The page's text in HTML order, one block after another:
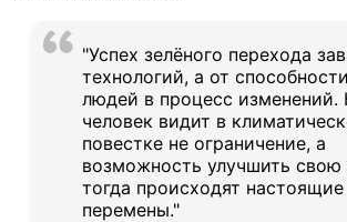
"Успех зелёного перехода
технологий, а от
людей в процесс изменений.
человек видит в
повестке не ограничение, а
возможность улучшить
тогда происходят настоящие
перемены."